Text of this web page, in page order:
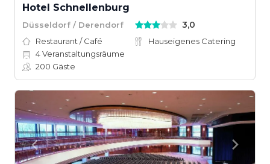
Hotel Schnellenburg
Düsseldorf / Derendorf 3,0
Restaurant / Café
Hauseigenes Catering
4Veranstaltungsräume
200 Gäste